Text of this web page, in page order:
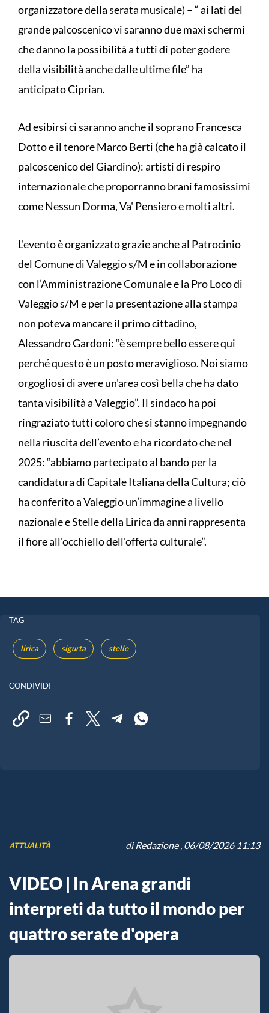
organizzatore della serata musicale) – “ ai lati del
grande palcoscenico vi saranno due maxi schermi
che danno la possibilità a tutti di poter godere
della visibilità anche dalle ultime file” ha
anticipato Ciprian.
Ad esibirsi ci saranno anche il soprano Francesca
Dotto e il tenore Marco Berti (che ha già calcato il
palcoscenico del Giardino): artisti di respiro
internazionale che proporranno brani famosissimi
come Nessun Dorma, Va' Pensiero e molti altri.
L'evento è organizzato grazie anche al Patrocinio
del Comune di Valeggio s/M e in collaborazione
con l’Amministrazione Comunale e la Pro Loco di
Valeggio s/M e per la presentazione alla stampa
non poteva mancare il primo cittadino,
Alessandro Gardoni: “è sempre bello essere qui
perché questo è un posto meraviglioso. Noi siamo
orgogliosi di avere un'area così bella che ha dato
tanta visibilità a Valeggio”. Il sindaco ha poi
ringraziato tutti coloro che si stanno impegnando
nella riuscita dell’evento e ha ricordato che nel
2025: “abbiamo partecipato al bando per la
candidatura di Capitale Italiana della Cultura; ciò
ha conferito a Valeggio un’immagine a livello
nazionale e Stelle della Lirica da anni rappresenta
il fiore all'occhiello dell'offerta culturale”.
TAG
lirica sigurta stelle
CONDIVIDI
ATTUALITÀ diRedazione, 06/08/2026 11:13
VIDEO | In Arena grandi
interpreti da tutto il mondo per
quattro serate d'opera